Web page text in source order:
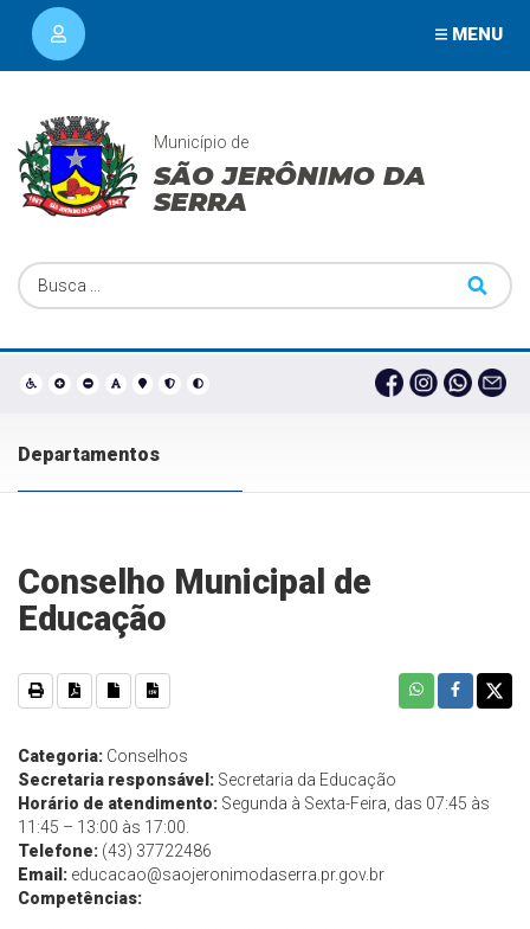
MENU
Município de
SÃO JERÔNIMO DA
SERRA
Departamentos
Conselho Municipal de
Educação
Categoria: Conselhos
Secretaria responsável: Secretaria da Educação
Horário de atendimento: Segunda à Sexta-Feira, das 07:45 às
11:45 – 13:00 às 17:00.
Telefone: (43) 37722486
Email: educacao@saojeronimodaserra.pr.gov.br
Competências: